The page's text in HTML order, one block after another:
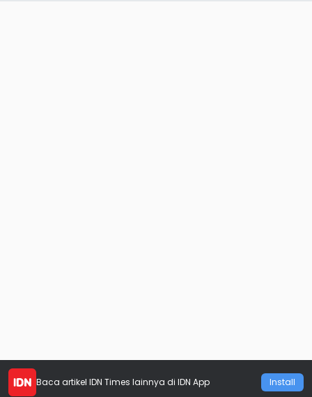
Baca artikel IDN Times lainnya di IDN App Install